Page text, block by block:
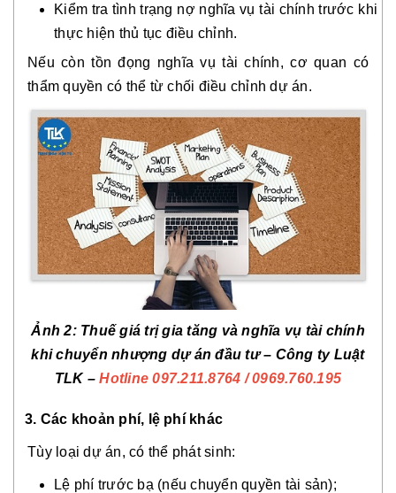
Kiểm tra tình trạng nợ nghĩa vụ tài chính trước khi
thực hiện thủ tục điều chỉnh.
Nếu còn tồn đọng nghĩa vụ tài chính, cơ quan có
thẩm quyền có thể từ chối điều chỉnh dự án.
Ảnh 2: Thuế giá trị gia tăng và nghĩa vụ tài chính
khi chuyển nhượng dự án đầu tư – Công ty Luật
TLK –Hotline 097.211.8764 / 0969.760.195
3. Các khoản phí, lệ phí khác
Tùy loại dự án, có thể phát sinh:
Lệ phí trước bạ (nếu chuyển quyền tài sản);